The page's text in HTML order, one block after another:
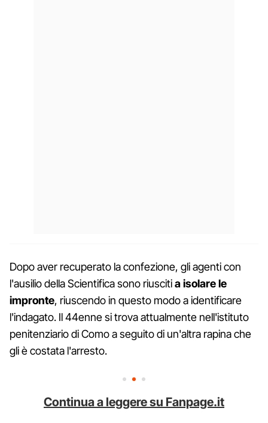
Dopo aver recuperato la confezione, gli agenti con
l'ausilio della Scientifica sono riuscitia isolare le
impronte, riuscendo in questo modo a identificare
l'indagato. Il 44enne si trova attualmente nell'istituto
penitenziario di Como a seguito di un'altra rapina che
gli è costata l'arresto.
Continua a leggere su Fanpage.it